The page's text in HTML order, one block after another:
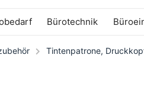
Bürotechnik
Tintenpatrone,